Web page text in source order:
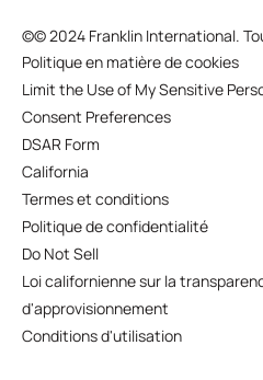
©© 2024 Franklin International.
Politique en matière de cookies
Limit the Use of My Sensitive
Consent Preferences
DSAR Form
California
Termes et conditions
Politique de confidentialité
Do Not Sell
Loi californienne sur la
d'approvisionnement
Conditions d'utilisation